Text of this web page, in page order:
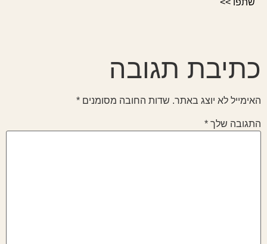
שתפו >>
כתיבת תגובה
האימייל לא יוצג באתר. שדות החובה מסומנים *
התגובה שלך *